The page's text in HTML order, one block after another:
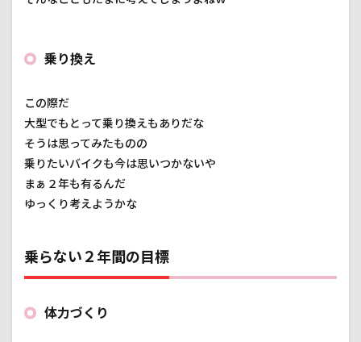
乗り換え
この際だ
大型でもとって乗り換えもありだな
そうは思ってみたものの
乗りたいバイクも今は思いつかないや
まぁ２年も有るんだ
ゆっくり考えようかな
乗らない２年間の目標
体力づくり